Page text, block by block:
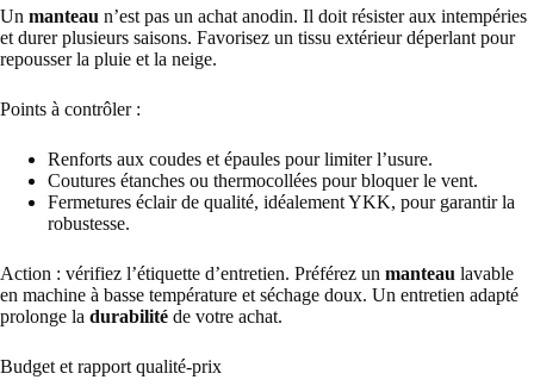
Un manteau n’est pas un achat anodin. Il doit résister aux intempéries
et durer plusieurs saisons. Favorisez un tissu extérieur déperlant pour
repousser la pluie et la neige.
Points à contrôler :
Renforts aux coudes et épaules pour limiter l’usure.
Coutures étanches ou thermocollées pour bloquer le vent.
Fermetures éclair de qualité, idéalement YKK, pour garantir la
robustesse.
Action : vérifiez l’étiquette d’entretien. Préférez un manteau lavable
en machine à basse température et séchage doux. Un entretien adapté
prolonge la durabilité de votre achat.
Budget et rapport qualité-prix